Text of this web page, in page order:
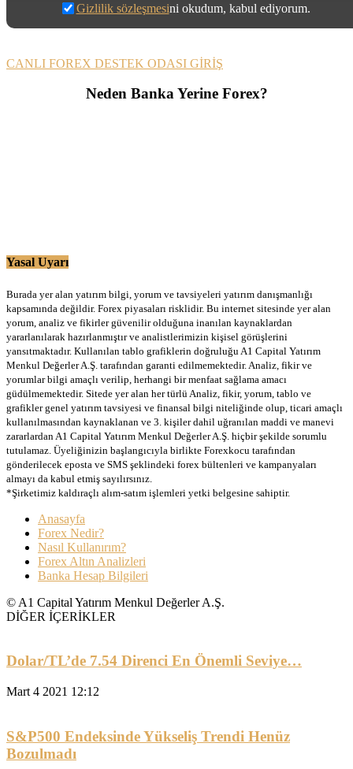
Gizlilik sözleşmesini okudum, kabul ediyorum.
CANLI FOREX DESTEK ODASI GİRİŞ
Neden Banka Yerine Forex?
Yasal Uyarı
Burada yer alan yatırım bilgi, yorum ve tavsiyeleri yatırım danışmanlığı
kapsamında değildir. Forex piyasaları risklidir. Bu internet sitesinde yer alan
yorum, analiz ve fikirler güvenilir olduğuna inanılan kaynaklardan
yararlanılarak hazırlanmıştır ve analistlerimizin kişisel görüşlerini
yansıtmaktadır. Kullanılan tablo grafiklerin doğruluğu A1 Capital Yatırım
Menkul Değerler A.Ş. tarafından garanti edilmemektedir. Analiz, fikir ve
yorumlar bilgi amaçlı verilip, herhangi bir menfaat sağlama amacı
güdülmemektedir. Sitede yer alan her türlü Analiz, fikir, yorum, tablo ve
grafikler genel yatırım tavsiyesi ve finansal bilgi niteliğinde olup, ticari amaçlı
kullanılmasından kaynaklanan ve 3. kişiler dahil uğranılan maddi ve manevi
zararlardan A1 Capital Yatırım Menkul Değerler A.Ş. hiçbir şekilde sorumlu
tutulamaz. Üyeliğinizin başlangıcıyla birlikte Forexkocu tarafından
gönderilecek eposta ve SMS şeklindeki forex bültenleri ve kampanyaları
almayı da kabul etmiş sayılırsınız.
*Şirketimiz kaldıraçlı alım-satım işlemleri yetki belgesine sahiptir.
Anasayfa
Forex Nedir?
Nasıl Kullanırım?
Forex Altın Analizleri
Banka Hesap Bilgileri
© A1 Capital Yatırım Menkul Değerler A.Ş.
DİĞER İÇERİKLER
Dolar/TL’de 7.54 Direnci En Önemli Seviye…
Mart 4 2021 12:12
S&P500 Endeksinde Yükseliş Trendi Henüz
Bozulmadı